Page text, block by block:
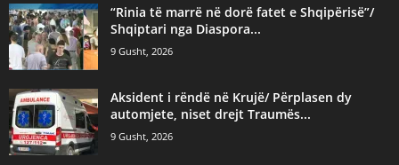
“Rinia të marrë në dorë fatet e Shqipërisë”/
Shqiptari nga Diaspora...
9 Gusht, 2026
Aksident i rëndë në Krujë/ Përplasen dy
automjete, niset drejt Traumës...
9 Gusht, 2026